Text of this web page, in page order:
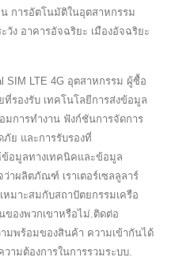
การอัตโนมัติในอุตสาหกรรม
วัง อาคารอัจฉริยะ เมืองอัจฉริยะ
SIM LTE 4G อุตสาหกรรม ผู้ซื้อ
ที่รองรับ เทคโนโลยีการส่งข้อมูล
มการทำงาน ฟังก์ชันการจัดการ
ย และการรับรองที่
ข้อมูลทางเทคนิคและข้อมูล
าผลิตภัณฑ์ เราเตอร์เซลลูลาร์
หมาะสมกับสถาปัตยกรรมเครือ
ของพวกเขาหรือไม่.ติดต่อ
ามพร้อมของสินค้า ความเข้ากันได้
ามต้องการในการรวมระบบ.